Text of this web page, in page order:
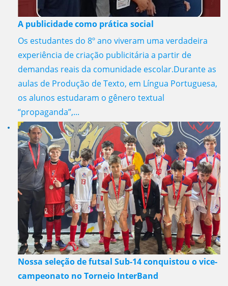
A publicidade como prática social
Os estudantes do 8º ano viveram uma verdadeira
experiência de criação publicitária a partir de
demandas reais da comunidade escolar.Durante as
aulas de Produção de Texto, em Língua Portuguesa,
os alunos estudaram o gênero textual
“propaganda”,...
Nossa seleção de futsal Sub-14 conquistou o vice-
campeonato no Torneio InterBand